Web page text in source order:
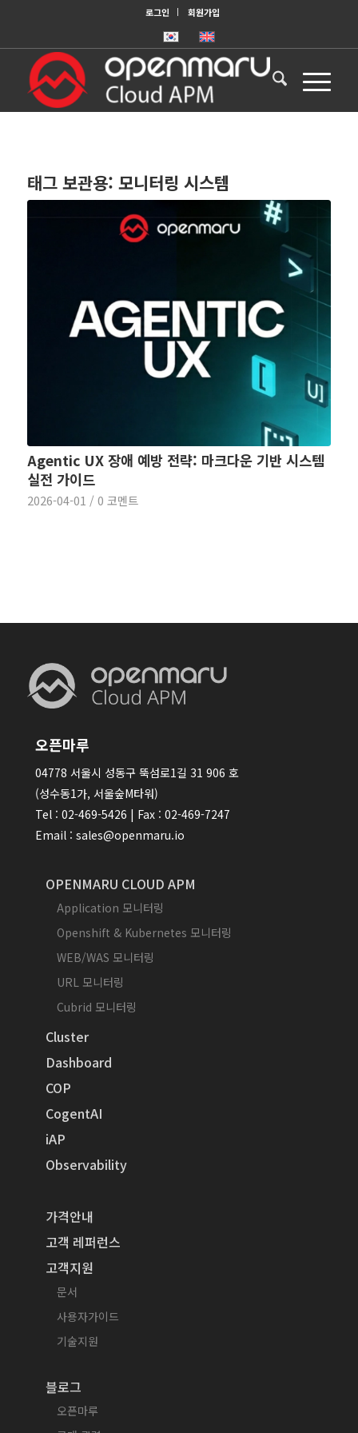
로그인 회원가입
태그 보관용: 모니터링 시스템
Agentic UX 장애 예방 전략: 마크다운 기반 시스템
실전 가이드
2026-04-01 / 0 코멘트
오픈마루
04778 서울시 성동구 뚝섬로1길 31 906 호
(성수동1가, 서울숲M타워)
Tel : 02-469-5426 | Fax : 02-469-7247
Email : sales@openmaru.io
OPENMARU CLOUD APM
Application 모니터링
Openshift & Kubernetes 모니터링
WEB/WAS 모니터링
URL 모니터링
Cubrid 모니터링
Cluster
Dashboard
COP
CogentAI
iAP
Observability
가격안내
고객 레퍼런스
고객지원
문서
사용자가이드
기술지원
블로그
오픈마루